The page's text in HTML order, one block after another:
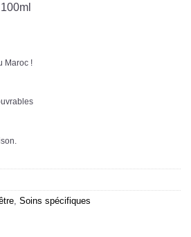
Maroc !
, Soins spécifiques